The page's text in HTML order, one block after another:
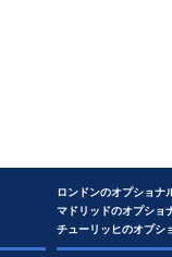
ロンドンのオプショナ
マドリッドのオプショ
チューリッヒのオプシ